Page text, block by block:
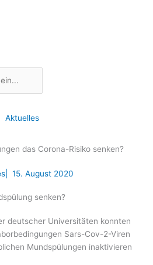
Aktuelles
| 15. August 2020
senken?
deutscher Universitäten konnten
Sars-Cov-2-Viren
Mundspülungen inaktivieren